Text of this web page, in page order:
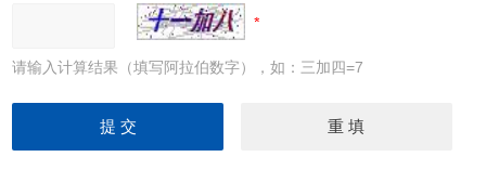
请输入计算结果（填写阿拉伯数字），如：三加四=7